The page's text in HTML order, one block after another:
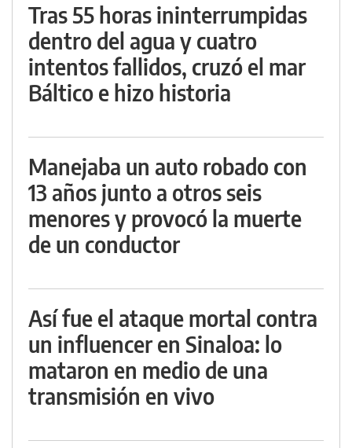
Tras 55 horas ininterrumpidas
dentro del agua y cuatro
intentos fallidos, cruzó el mar
Báltico e hizo historia
Manejaba un auto robado con
13 años junto a otros seis
menores y provocó la muerte
de un conductor
Así fue el ataque mortal contra
un influencer en Sinaloa: lo
mataron en medio de una
transmisión en vivo